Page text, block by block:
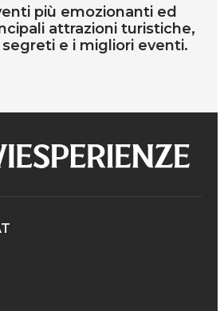
più emozionanti ed
attrazioni turistiche,
e i migliori eventi.